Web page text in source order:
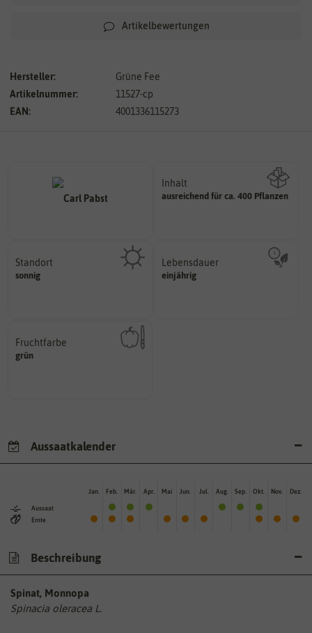
Artikelbewertungen
Hersteller:
Grüne Fee
Artikelnummer:
11527-cp
EAN:
4001336115273
Inhalt
ausreichend für ca. 400 Pflanzen
Wie viel ist enthalten
Standort
sonnig
Pflanze? (schattig, halbschattig,
sonnig, vollsonnig)
Lebensdauer
einjährig
einjährig, zweijährig oder
mehrjährig.
Fruchtfarbe
grün
sie nach dem Reifungsprozess
hat.
Aussaatkalender
Aussaat
Ernte
Jan. Feb. Mär. Apr. Mai Jun. Jul. Aug. Sep. Okt. Nov. Dez.
Beschreibung
Spinat, Monnopa
Spinacia oleracea L.